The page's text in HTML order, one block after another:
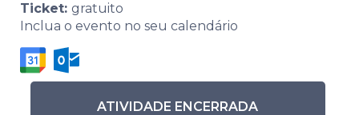
Ticket: gratuito
Inclua o evento no seu calendário
ATIVIDADE ENCERRADA